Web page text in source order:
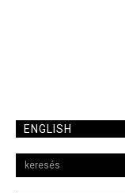
ENGLISH